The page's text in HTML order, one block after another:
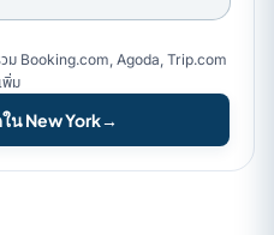
ม Booking.com, Agoda, Trip.com
พิ่ม
น New York→